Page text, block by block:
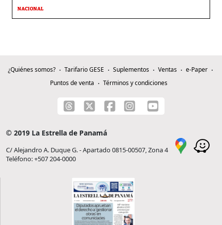
NACIONAL
¿Quiénes somos? Tarifario GESE Suplementos Ventas
e-Paper
Puntos de venta
Términos y condiciones
© 2019 La Estrella de Panamá
C/ Alejandro A. Duque G. - Apartado 0815-00507, Zona 4
Teléfono: +507 204-0000